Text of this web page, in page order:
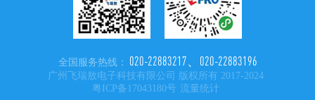
全国服务热线： 020-22883217、020-22883196
广州飞瑞敖电子科技有限公司 版权所有 2017-2024
粤ICP备17043180号 流量统计